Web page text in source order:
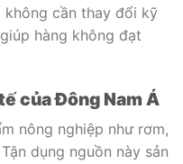
cần thay đổi kỹ
hàng không đạt
của Đông Nam Á
nông nghiệp như rơm,
dụng nguồn này sản